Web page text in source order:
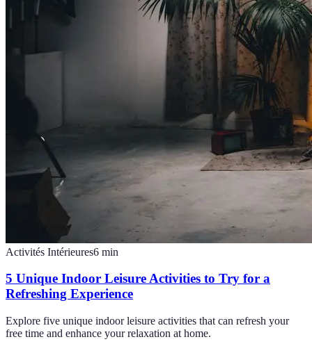
Activités Intérieures6 min
5 Unique Indoor Leisure Activities to Try for a
Refreshing Experience
Explore five unique indoor leisure activities that can refresh your
free time and enhance your relaxation at home.